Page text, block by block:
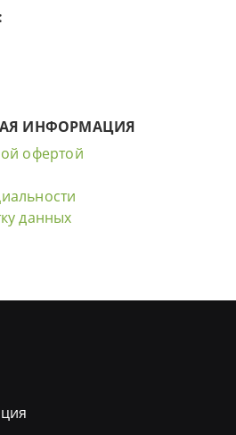
ИНФОРМАЦИЯ
офертой
данных